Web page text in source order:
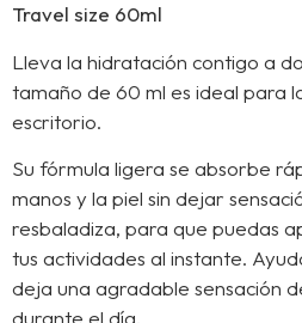
Travel size 60ml
Lleva la hidratación contigo a
tamaño de 60 ml es ideal para
escritorio.
Su fórmula ligera se absorbe
manos y la piel sin dejar
resbaladiza, para que puedas
tus actividades al instante.
deja una agradable sensación
durante el día.